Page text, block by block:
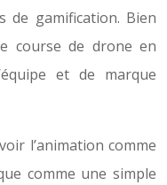
de gamification. Bien
course de drone en
et de marque
l’animation comme
comme une simple